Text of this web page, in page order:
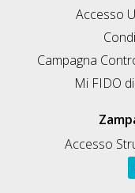
Accesso
Campagna
Mi FIDO
Accesso